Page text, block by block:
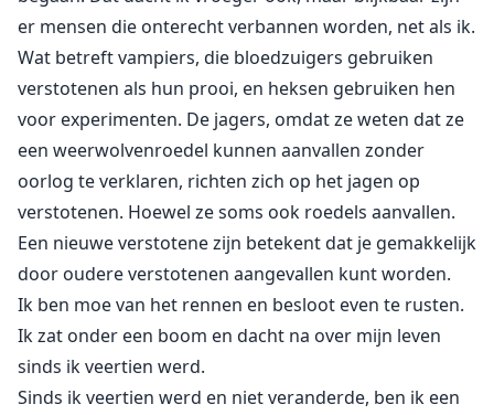
er mensen die onterecht verbannen worden, net als ik.
Wat betreft vampiers, die bloedzuigers gebruiken
verstotenen als hun prooi, en heksen gebruiken hen
voor experimenten. De jagers, omdat ze weten dat ze
een weerwolvenroedel kunnen aanvallen zonder
oorlog te verklaren, richten zich op het jagen op
verstotenen. Hoewel ze soms ook roedels aanvallen.
Een nieuwe verstotene zijn betekent dat je gemakkelijk
door oudere verstotenen aangevallen kunt worden.
Ik ben moe van het rennen en besloot even te rusten.
Ik zat onder een boom en dacht na over mijn leven
sinds ik veertien werd.
Sinds ik veertien werd en niet veranderde, ben ik een